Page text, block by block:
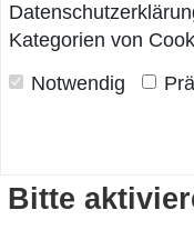
Kategorien von
Notwendig
Bitte